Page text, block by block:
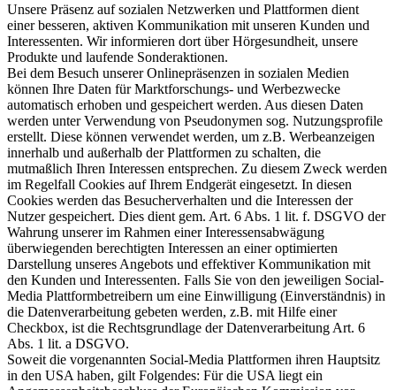
Unsere Präsenz auf sozialen Netzwerken und Plattformen dient
einer besseren, aktiven Kommunikation mit unseren Kunden und
Interessenten. Wir informieren dort über Hörgesundheit, unsere
Produkte und laufende Sonderaktionen.
Bei dem Besuch unserer Onlinepräsenzen in sozialen Medien
können Ihre Daten für Marktforschungs- und Werbezwecke
automatisch erhoben und gespeichert werden. Aus diesen Daten
werden unter Verwendung von Pseudonymen sog. Nutzungsprofile
erstellt. Diese können verwendet werden, um z.B. Werbeanzeigen
innerhalb und außerhalb der Plattformen zu schalten, die
mutmaßlich Ihren Interessen entsprechen. Zu diesem Zweck werden
im Regelfall Cookies auf Ihrem Endgerät eingesetzt. In diesen
Cookies werden das Besucherverhalten und die Interessen der
Nutzer gespeichert. Dies dient gem. Art. 6 Abs. 1 lit. f. DSGVO der
Wahrung unserer im Rahmen einer Interessensabwägung
überwiegenden berechtigten Interessen an einer optimierten
Darstellung unseres Angebots und effektiver Kommunikation mit
den Kunden und Interessenten. Falls Sie von den jeweiligen Social-
Media Plattformbetreibern um eine Einwilligung (Einverständnis) in
die Datenverarbeitung gebeten werden, z.B. mit Hilfe einer
Checkbox, ist die Rechtsgrundlage der Datenverarbeitung Art. 6
Abs. 1 lit. a DSGVO.
Soweit die vorgenannten Social-Media Plattformen ihren Hauptsitz
in den USA haben, gilt Folgendes: Für die USA liegt ein